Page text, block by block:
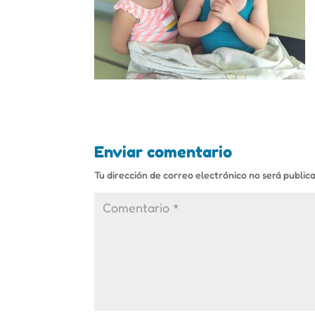
Enviar comentario
Tu dirección de correo electrónico no será